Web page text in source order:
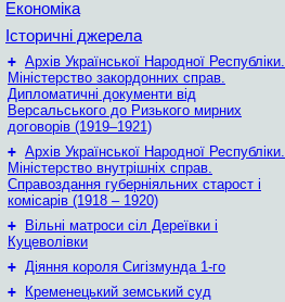
Економіка
Історичні джерела
+ Архів Української Народної Республіки.
Міністерство закордонних справ.
Дипломатичні документи від
Версальського до Ризького мирних
договорів (1919–1921)
+ Архів Української Народної Республіки.
Міністерство внутрішніх справ.
Справоздання губерніяльних старост і
комісарів (1918 – 1920)
+
Вільні матроси сіл Дереївки і
Куцеволівки
+ Діяння короля Сигізмунда 1-го
+
Кременецький земський суд